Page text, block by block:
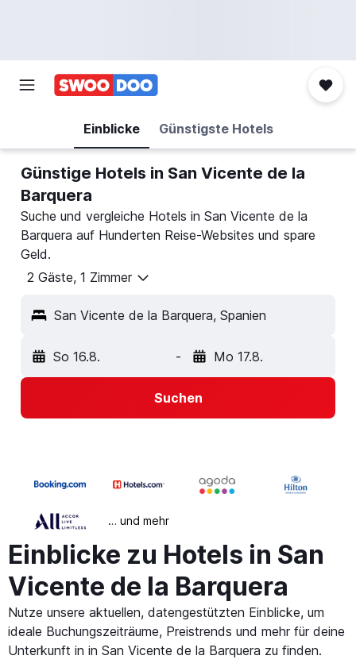
Einblicke Günstigste Hotels
Günstige Hotels in San Vicente de la
Barquera
Suche und vergleiche Hotels in San Vicente de la
Barquera auf Hunderten Reise-Websites und spare
Geld.
2 Gäste, 1 Zimmer
San Vicente de la Barquera, Spanien
So 16.8. - Mo 17.8.
Suchen
… und mehr
Einblicke zu Hotels in San
Vicente de la Barquera
Nutze unsere aktuellen, datengestützten Einblicke, um
ideale Buchungszeiträume, Preistrends und mehr für deine
Unterkunft in in San Vicente de la Barquera zu finden.